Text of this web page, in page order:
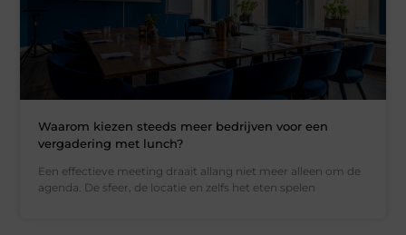
Waarom kiezen steeds meer bedrijven voor een
vergadering met lunch?
Een effectieve meeting draait allang niet meer alleen om de
agenda. De sfeer, de locatie en zelfs het eten spelen